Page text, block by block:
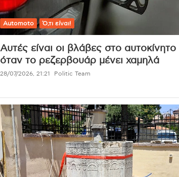
Automoto Ό,τι είναι!
Αυτές είναι οι βλάβες στο αυτοκίνητο
όταν το ρεζερβουάρ μένει χαμηλά
28/07/2026, 21:21 Politic Team